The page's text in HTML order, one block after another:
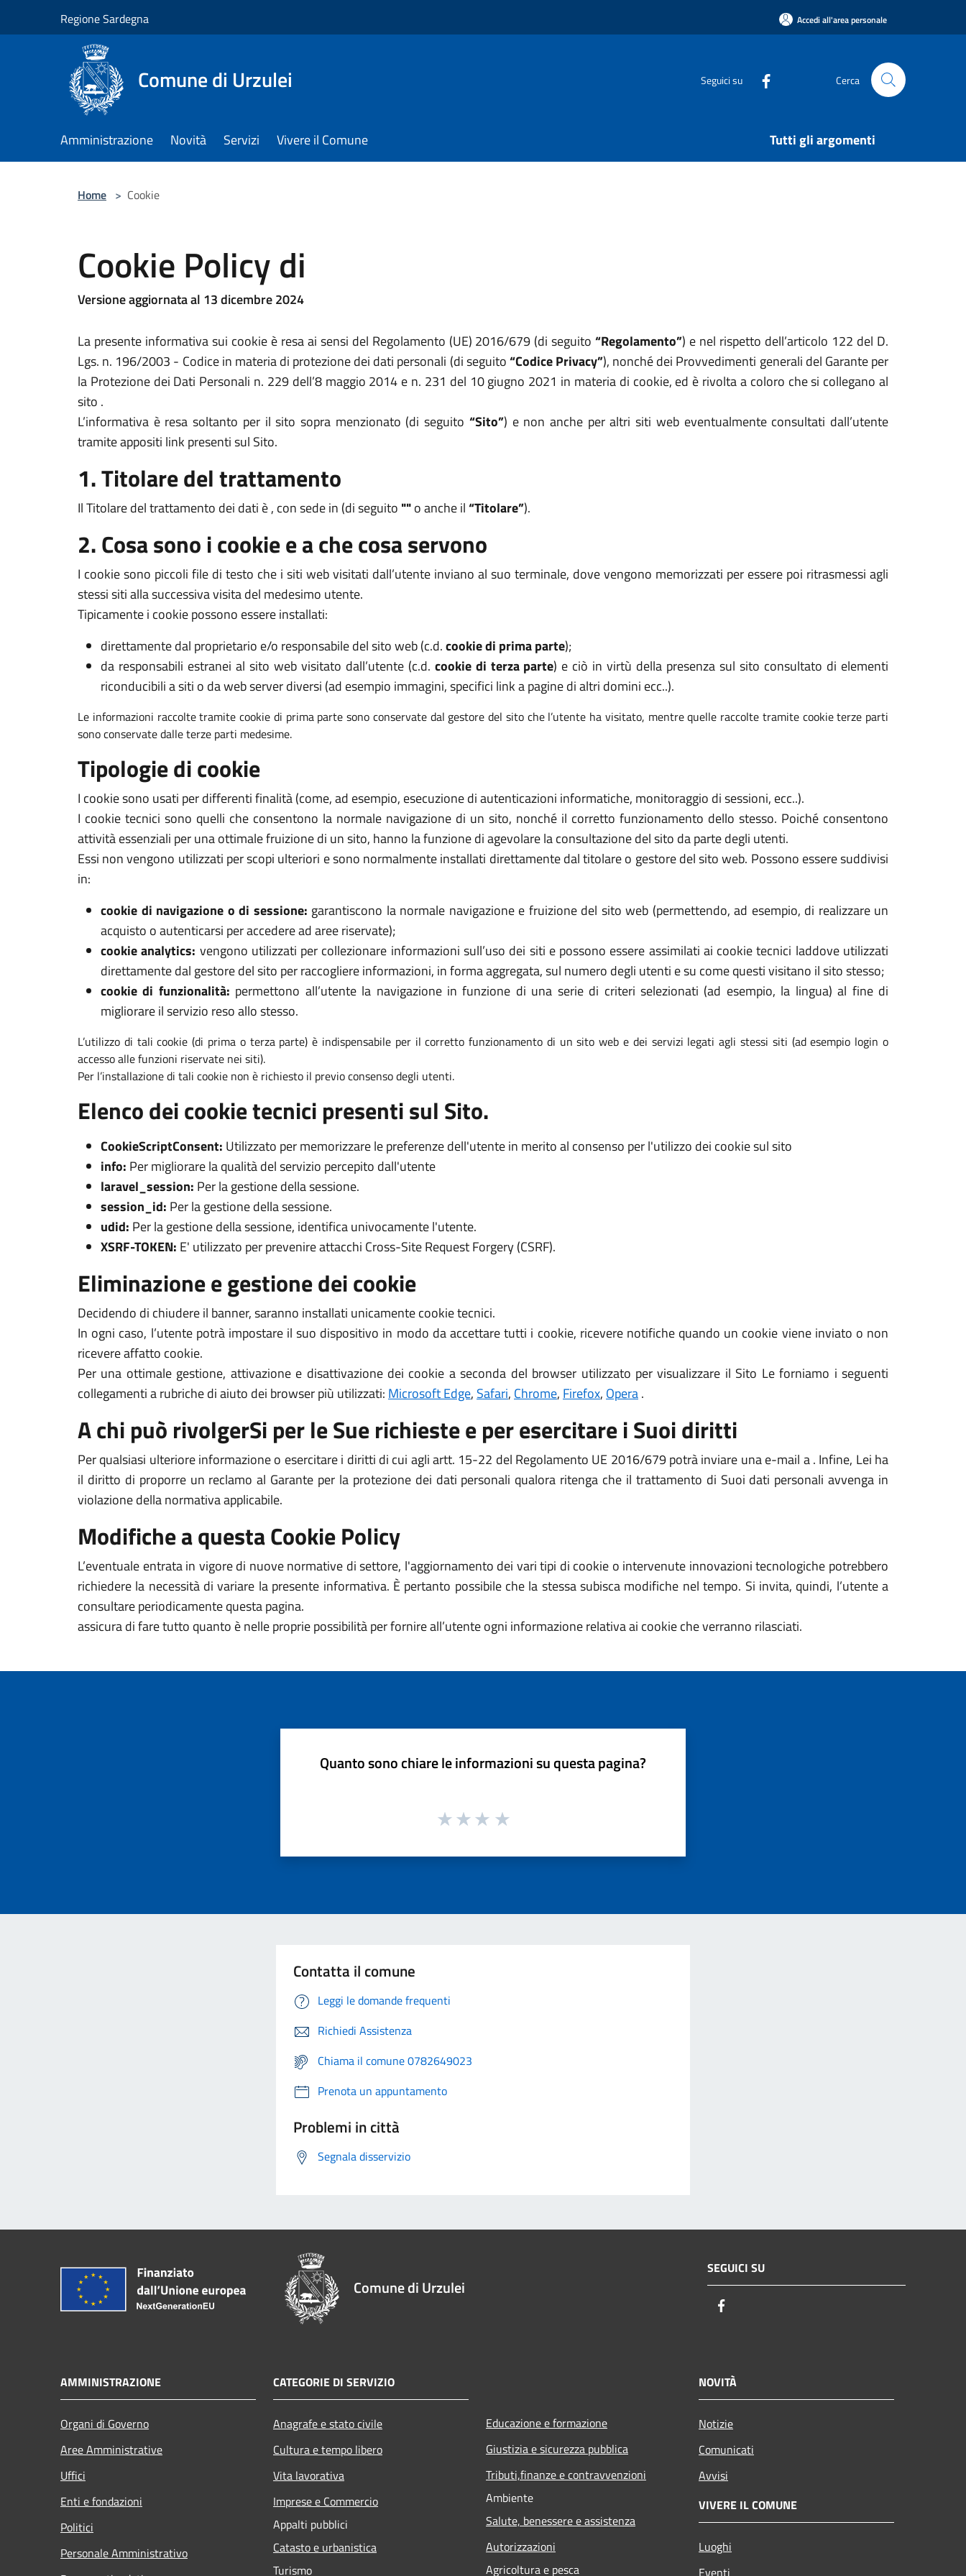
Regione Sardegna Accedi all'area personale
Comune di Urzulei Seguici su Cerca
Amministrazione Novità Servizi Vivere il Comune Tutti gli argomenti
Home > Cookie
Cookie Policy di
Versione aggiornata al 13 dicembre 2024
La presente informativa sui cookie è resa ai sensi del Regolamento (UE) 2016/679 (di seguito“Regolamento”) e nel rispetto dell’articolo 122 del D.
Lgs. n. 196/2003 - Codice in materia di protezione dei dati personali (di seguito“Codice Privacy”), nonché dei Provvedimenti generali del Garante per
la Protezione dei Dati Personali n. 229 dell’8 maggio 2014 e n. 231 del 10 giugno 2021 in materia di cookie, ed è rivolta a coloro che si collegano al
sito .
L’informativa è resa soltanto per il sito sopra menzionato (di seguito “Sito”) e non anche per altri siti web eventualmente consultati dall’utente
tramite appositi link presenti sul Sito.
1. Titolare del trattamento
Il Titolare del trattamento dei dati è , con sede in (di seguito ""o anche il“Titolare”).
2. Cosa sono i cookie e a che cosa servono
I cookie sono piccoli file di testo che i siti web visitati dall’utente inviano al suo terminale, dove vengono memorizzati per essere poi ritrasmessi agli
stessi siti alla successiva visita del medesimo utente.
Tipicamente i cookie possono essere installati:
direttamente dal proprietario e/o responsabile del sito web (c.d.cookie di prima parte);
da responsabili estranei al sito web visitato dall’utente (c.d. cookie di terza parte) e ciò in virtù della presenza sul sito consultato di elementi
riconducibili a siti o da web server diversi (ad esempio immagini, specifici link a pagine di altri domini ecc..).
Le informazioni raccolte tramite cookie di prima parte sono conservate dal gestore del sito che l’utente ha visitato, mentre quelle raccolte tramite cookie terze parti
sono conservate dalle terze parti medesime.
Tipologie di cookie
I cookie sono usati per differenti finalità (come, ad esempio, esecuzione di autenticazioni informatiche, monitoraggio di sessioni, ecc..).
I cookie tecnici sono quelli che consentono la normale navigazione di un sito, nonché il corretto funzionamento dello stesso. Poiché consentono
attività essenziali per una ottimale fruizione di un sito, hanno la funzione di agevolare la consultazione del sito da parte degli utenti.
Essi non vengono utilizzati per scopi ulteriori e sono normalmente installati direttamente dal titolare o gestore del sito web. Possono essere suddivisi
in:
cookie di navigazione o di sessione: garantiscono la normale navigazione e fruizione del sito web (permettendo, ad esempio, di realizzare un
acquisto o autenticarsi per accedere ad aree riservate);
cookie analytics: vengono utilizzati per collezionare informazioni sull’uso dei siti e possono essere assimilati ai cookie tecnici laddove utilizzati
direttamente dal gestore del sito per raccogliere informazioni, in forma aggregata, sul numero degli utenti e su come questi visitano il sito stesso;
cookie di funzionalità: permettono all’utente la navigazione in funzione di una serie di criteri selezionati (ad esempio, la lingua) al fine di
migliorare il servizio reso allo stesso.
L’utilizzo di tali cookie (di prima o terza parte) è indispensabile per il corretto funzionamento di un sito web e dei servizi legati agli stessi siti (ad esempio login o
accesso alle funzioni riservate nei siti).
Per l’installazione di tali cookie non è richiesto il previo consenso degli utenti.
Elenco dei cookie tecnici presenti sul Sito.
CookieScriptConsent: Utilizzato per memorizzare le preferenze dell'utente in merito al consenso per l'utilizzo dei cookie sul sito
info: Per migliorare la qualità del servizio percepito dall'utente
laravel_session: Per la gestione della sessione.
session_id: Per la gestione della sessione.
udid: Per la gestione della sessione, identifica univocamente l'utente.
XSRF-TOKEN: E' utilizzato per prevenire attacchi Cross-Site Request Forgery (CSRF).
Eliminazione e gestione dei cookie
Decidendo di chiudere il banner, saranno installati unicamente cookie tecnici.
In ogni caso, l’utente potrà impostare il suo dispositivo in modo da accettare tutti i cookie, ricevere notifiche quando un cookie viene inviato o non
ricevere affatto cookie.
Per una ottimale gestione, attivazione e disattivazione dei cookie a seconda del browser utilizzato per visualizzare il Sito Le forniamo i seguenti
collegamenti a rubriche di aiuto dei browser più utilizzati: Microsoft Edge, Safari, Chrome, Firefox, Opera.
A chi può rivolgerSi per le Sue richieste e per esercitare i Suoi diritti
Per qualsiasi ulteriore informazione o esercitare i diritti di cui agli artt. 15-22 del Regolamento UE 2016/679 potrà inviare una e-mail a . Infine, Lei ha
il diritto di proporre un reclamo al Garante per la protezione dei dati personali qualora ritenga che il trattamento di Suoi dati personali avvenga in
violazione della normativa applicabile.
Modifiche a questa Cookie Policy
L’eventuale entrata in vigore di nuove normative di settore, l'aggiornamento dei vari tipi di cookie o intervenute innovazioni tecnologiche potrebbero
richiedere la necessità di variare la presente informativa. È pertanto possibile che la stessa subisca modifiche nel tempo. Si invita, quindi, l’utente a
consultare periodicamente questa pagina.
assicura di fare tutto quanto è nelle proprie possibilità per fornire all’utente ogni informazione relativa ai cookie che verranno rilasciati.
Quanto sono chiare le informazioni su questa pagina?
Contatta il comune
Leggi le domande frequenti
Richiedi Assistenza
Chiama il comune 0782649023
Prenota un appuntamento
Problemi in città
Segnala disservizio
Comune di Urzulei
SEGUICI SU
AMMINISTRAZIONE
Organi di Governo
Aree Amministrative
Uffici
Enti e fondazioni
Politici
Personale Amministrativo
CATEGORIE DI SERVIZIO
Anagrafe e stato civile
Cultura e tempo libero
Vita lavorativa
Imprese e Commercio
Appalti pubblici
Catasto e urbanistica
Turismo
Educazione e formazione
Giustizia e sicurezza pubblica
Tributi,finanze e contravvenzioni
Ambiente
Salute, benessere e assistenza
Autorizzazioni
Agricoltura e pesca
NOVITÀ
Notizie
Comunicati
Avvisi
VIVERE IL COMUNE
Luoghi
Eventi